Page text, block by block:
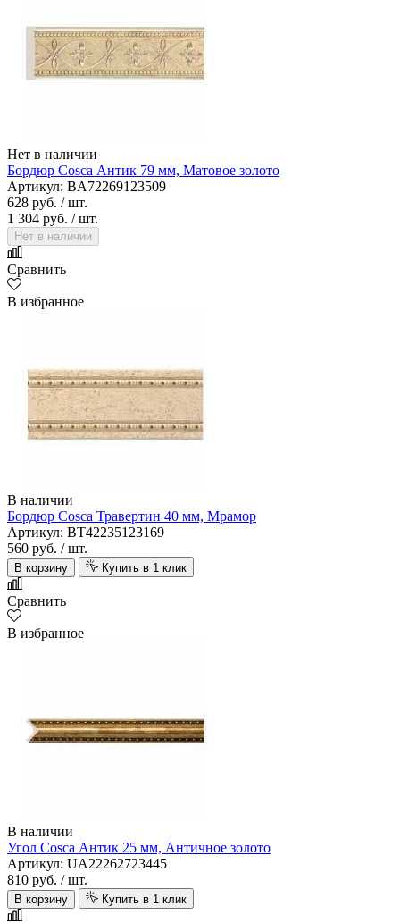
Нет в наличии
Бордюр Cosca Антик 79 мм, Матовое золото
Артикул: BA72269123509
628 руб. / шт.
1 304 руб. / шт.
Нет в наличии
Сравнить
В избранное
В наличии
Бордюр Cosca Травертин 40 мм, Мрамор
Артикул: BT42235123169
560 руб. / шт.
В корзину Купить в 1 клик
Сравнить
В избранное
В наличии
Угол Cosca Антик 25 мм, Античное золото
Артикул: UA22262723445
810 руб. / шт.
В корзину Купить в 1 клик